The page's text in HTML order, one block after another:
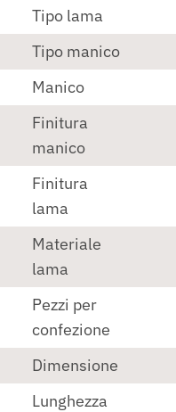
Tipo lama
Tipo manico
Manico
Finitura
manico
Finitura
lama
Materiale
lama
Pezzi per
confezione
Dimensione
Lunghezza